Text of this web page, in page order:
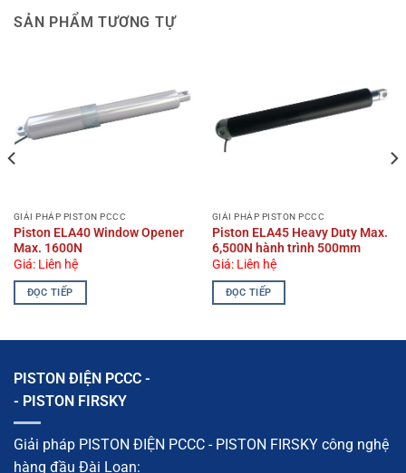
SẢN PHẨM TƯƠNG TỰ
GIẢI PHÁP PISTON PCCC
Piston ​ELA40 Window Opener
Max. 1600N
Giá: Liên hệ
ĐỌC TIẾP
GIẢI PHÁP PISTON PCCC
Piston ELA45 Heavy Duty Max.
6,500N hành trình 500mm
Giá: Liên hệ
ĐỌC TIẾP
PISTON ĐIỆN PCCC -
- PISTON FIRSKY
Giải pháp PISTON ĐIỆN PCCC - PISTON FIRSKY công nghệ
hàng đầu Đài Loan: